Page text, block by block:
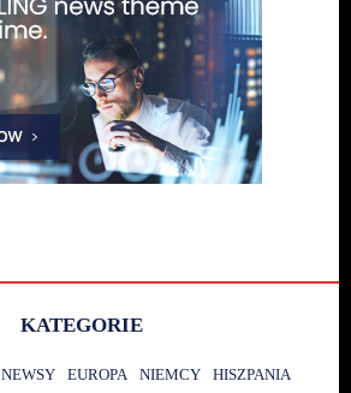
KATEGORIE
NEWSY EUROPA NIEMCY HISZPANIA